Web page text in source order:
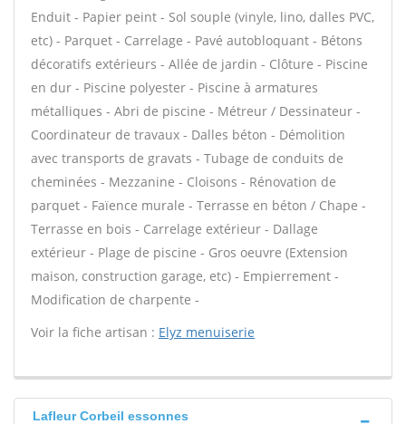
Enduit - Papier peint - Sol souple (vinyle, lino, dalles PVC,
etc) - Parquet - Carrelage - Pavé autobloquant - Bétons
décoratifs extérieurs - Allée de jardin - Clôture - Piscine
en dur - Piscine polyester - Piscine à armatures
métalliques - Abri de piscine - Métreur / Dessinateur -
Coordinateur de travaux - Dalles béton - Démolition
avec transports de gravats - Tubage de conduits de
cheminées - Mezzanine - Cloisons - Rénovation de
parquet - Faïence murale - Terrasse en béton / Chape -
Terrasse en bois - Carrelage extérieur - Dallage
extérieur - Plage de piscine - Gros oeuvre (Extension
maison, construction garage, etc) - Empierrement -
Modification de charpente -
Voir la fiche artisan : Elyz menuiserie
Lafleur Corbeil essonnes